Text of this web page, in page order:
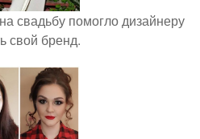
свадьбу помогло дизайнеру
свой бренд.